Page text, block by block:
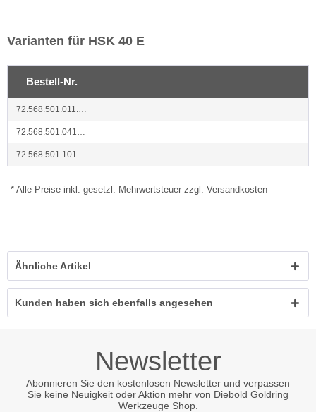
Varianten für HSK 40 E
Bestell-Nr.
72.568.501.011.05
72.568.501.041.05
72.568.501.101.05
* Alle Preise inkl. gesetzl. Mehrwertsteuer zzgl. Versandkosten
Ähnliche Artikel
Kunden haben sich ebenfalls angesehen
Newsletter
Abonnieren Sie den kostenlosen Newsletter und verpassen
Sie keine Neuigkeit oder Aktion mehr von Diebold Goldring
Werkzeuge Shop.